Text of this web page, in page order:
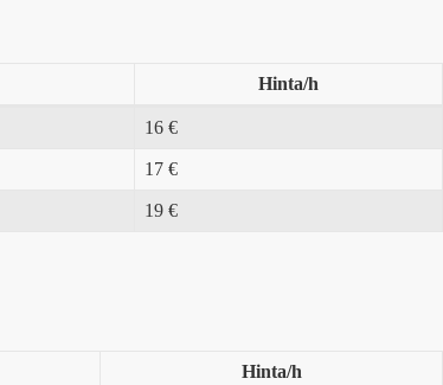
Hinta/h
16 €
17 €
19 €
Hinta/h